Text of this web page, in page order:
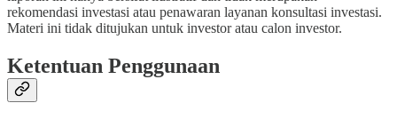
rekomendasi investasi atau penawaran layanan konsultasi investasi.
Materi ini tidak ditujukan untuk investor atau calon investor.
Ketentuan Penggunaan